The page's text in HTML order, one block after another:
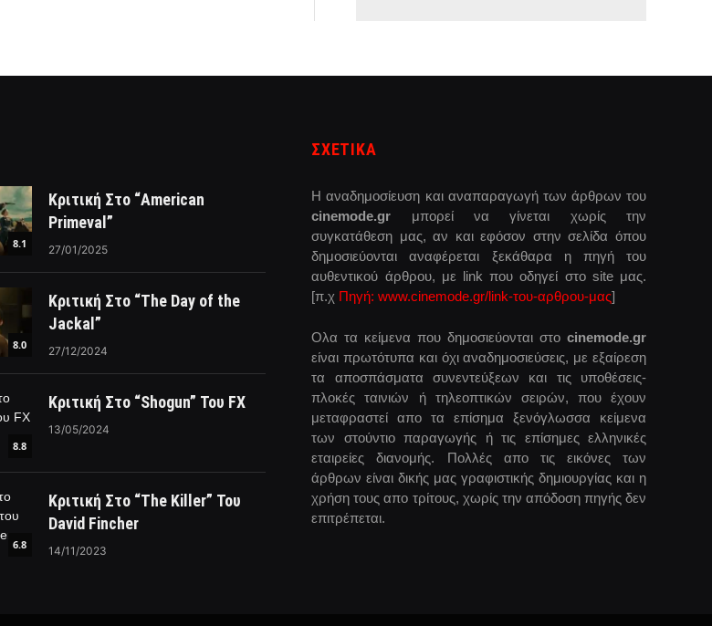
8.1
Κριτική Στο “American
Primeval”
27/01/2025
8.0
Κριτική Στο “The Day of the
Jackal”
27/12/2024
8.8
Κριτική Στο “Shogun” Του FX
13/05/2024
6.8
Κριτική Στο “The Killer” Του
David Fincher
14/11/2023
ΣΧΕΤΙΚΑ
Η αναδημοσίευση και αναπαραγωγή των άρθρων του
cinemode.gr μπορεί να γίνεται χωρίς την
συγκατάθεση μας, αν και εφόσον στην σελίδα όπου
δημοσιεύονται αναφέρεται ξεκάθαρα η πηγή του
αυθεντικού άρθρου, με link που οδηγεί στο site μας.
[π.χ Πηγή: www.cinemode.gr/link-του-αρθρου-μας]
Ολα τα κείμενα που δημοσιεύονται στο cinemode.gr
είναι πρωτότυπα και όχι αναδημοσιεύσεις, με εξαίρεση
τα αποσπάσματα συνεντεύξεων και τις υποθέσεις-
πλοκές ταινιών ή τηλεοπτικών σειρών, που έχουν
μεταφραστεί απο τα επίσημα ξενόγλωσσα κείμενα
των στούντιο παραγωγής ή τις επίσημες ελληνικές
εταιρείες διανομής. Πολλές απο τις εικόνες των
άρθρων είναι δικής μας γραφιστικής δημιουργίας και η
χρήση τους απο τρίτους, χωρίς την απόδοση πηγής δεν
επιτρέπεται.